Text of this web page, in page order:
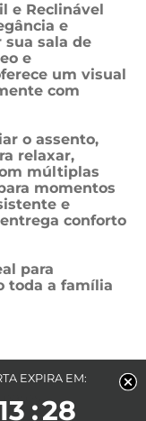
e Reclinável
e
sala de
e
um visual
com
o assento,
relaxar,
múltiplas
momentos
e
conforto
para
toda a família
EXPIRA EM:
28